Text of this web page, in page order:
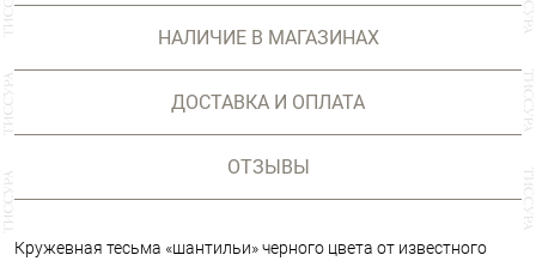
НАЛИЧИЕ В МАГАЗИНАХ
ДОСТАВКА И ОПЛАТА
ОТЗЫВЫ
Кружевная тесьма «шантильи» черного цвета от известного